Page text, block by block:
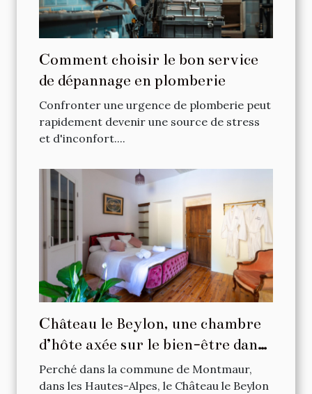
Comment choisir le bon service
de dépannage en plomberie
Confronter une urgence de plomberie peut
rapidement devenir une source de stress
et d'inconfort....
Château le Beylon, une chambre
d’hôte axée sur le bien-être dans
les Hautes-Alpes
Perché dans la commune de Montmaur,
dans les Hautes-Alpes, le Château le Beylon